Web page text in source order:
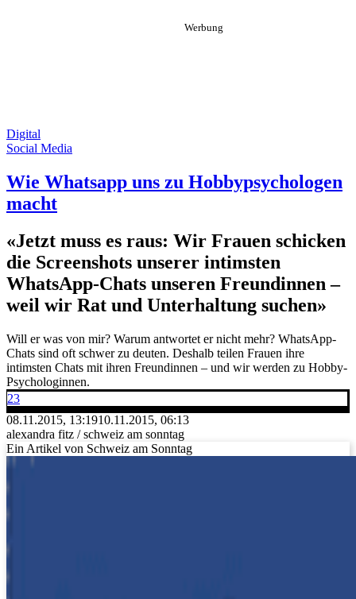
Digital
Social Media
Wie Whatsapp uns zu Hobbypsychologen
macht
«Jetzt muss es raus: Wir Frauen schicken
die Screenshots unserer intimsten
WhatsApp-Chats unseren Freundinnen –
weil wir Rat und Unterhaltung suchen»
Will er was von mir? Warum antwortet er nicht mehr? WhatsApp-
Chats sind oft schwer zu deuten. Deshalb teilen Frauen ihre
intimsten Chats mit ihren Freundinnen – und wir werden zu Hobby-
Psychologinnen.
23
08.11.2015, 13:1910.11.2015, 06:13
alexandra fitz / schweiz am sonntag
Ein Artikel von Schweiz am Sonntag